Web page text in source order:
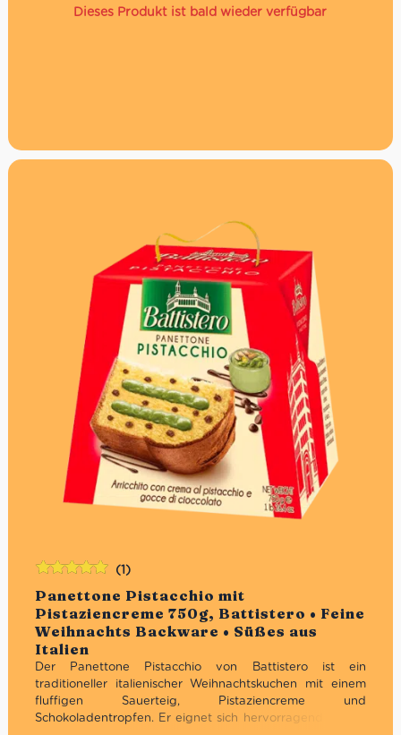
Dieses Produkt ist bald wieder verfügbar
Panettone Pistacchio mit
Pistaziencreme 750g, Battistero • Feine
Weihnachts Backware • Süßes aus
Italien
(1)
Der Panettone Pistacchio von Battistero ist ein
traditioneller italienischer Weihnachtskuchen mit einem
fluffigen Sauerteig, Pistaziencreme und
Schokoladentropfen. Er eignet sich hervorragend für die
mit5.00von
5